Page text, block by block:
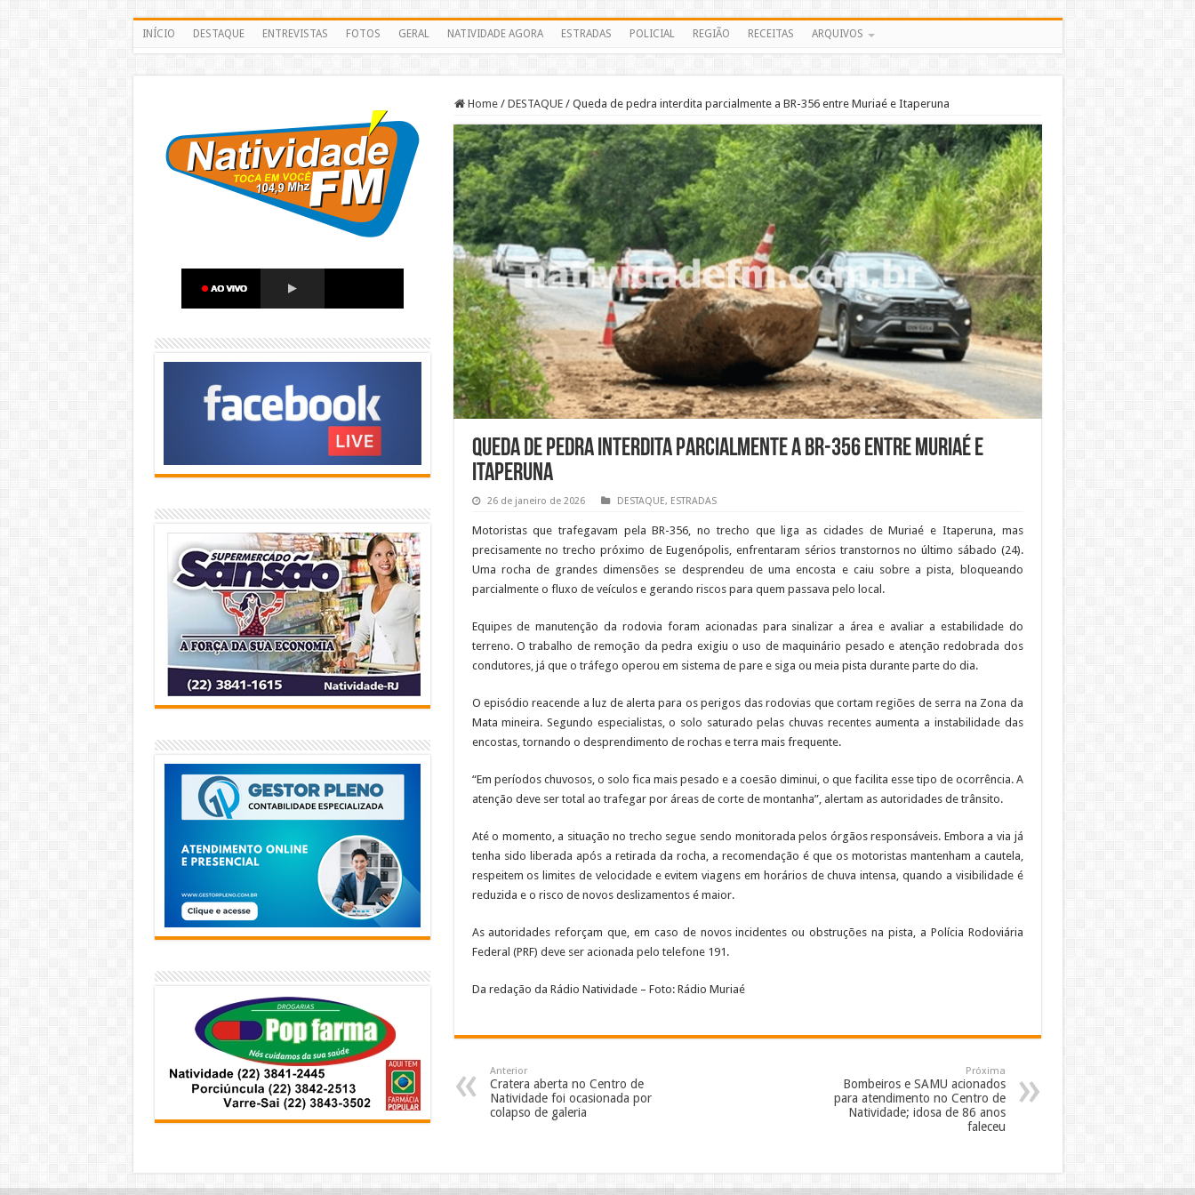
INÍCIO DESTAQUE ENTREVISTAS FOTOS GERAL NATIVIDADE AGORA ESTRADAS POLICIAL REGIÃO RECEITAS ARQUIVOS
Home / DESTAQUE / Queda de pedra interdita parcialmente a BR-356 entre Muriaé e Itaperuna
Queda de pedra interdita parcialmente a BR-356 entre Muriaé e
Itaperuna
26 de janeiro de 2026 DESTAQUE, ESTRADAS
Motoristas que trafegavam pela BR-356, no trecho que liga as cidades de Muriaé e Itaperuna, mas
precisamente no trecho próximo de Eugenópolis, enfrentaram sérios transtornos no último sábado (24).
Uma rocha de grandes dimensões se desprendeu de uma encosta e caiu sobre a pista, bloqueando
parcialmente o fluxo de veículos e gerando riscos para quem passava pelo local.
Equipes de manutenção da rodovia foram acionadas para sinalizar a área e avaliar a estabilidade do
terreno. O trabalho de remoção da pedra exigiu o uso de maquinário pesado e atenção redobrada dos
condutores, já que o tráfego operou em sistema de pare e siga ou meia pista durante parte do dia.
O episódio reacende a luz de alerta para os perigos das rodovias que cortam regiões de serra na Zona da
Mata mineira. Segundo especialistas, o solo saturado pelas chuvas recentes aumenta a instabilidade das
encostas, tornando o desprendimento de rochas e terra mais frequente.
“Em períodos chuvosos, o solo fica mais pesado e a coesão diminui, o que facilita esse tipo de ocorrência. A
atenção deve ser total ao trafegar por áreas de corte de montanha”, alertam as autoridades de trânsito.
Até o momento, a situação no trecho segue sendo monitorada pelos órgãos responsáveis. Embora a via já
tenha sido liberada após a retirada da rocha, a recomendação é que os motoristas mantenham a cautela,
respeitem os limites de velocidade e evitem viagens em horários de chuva intensa, quando a visibilidade é
reduzida e o risco de novos deslizamentos é maior.
As autoridades reforçam que, em caso de novos incidentes ou obstruções na pista, a Polícia Rodoviária
Federal (PRF) deve ser acionada pelo telefone 191.
Da redação da Rádio Natividade – Foto: Rádio Muriaé
Anterior
Cratera aberta no Centro de
Natividade foi ocasionada por
colapso de galeria
Próxima
Bombeiros e SAMU acionados
para atendimento no Centro de
Natividade; idosa de 86 anos
faleceu